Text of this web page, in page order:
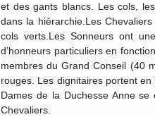
et des gants blancs. Les cols,
dans la hiérarchie.Les
cols verts.Les Sonneurs ont
d’honneurs particuliers en
membres du Grand Conseil (40
rouges. Les dignitaires portent
Dames de la Duchesse Anne se
Chevaliers.